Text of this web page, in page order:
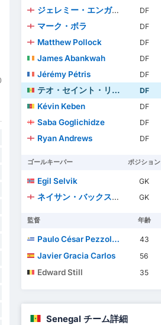
ジェレミー・エンガキア
DF
マーク・ボラ
DF
Matthew Pollock
DF
James Abankwah
DF
Jérémy Pétris
DF
テオ・セイント・リュス
DF
Kévin Keben
DF
Saba Goglichidze
DF
Ryan Andrews
DF
ゴールキーパー ポジション
Egil Selvik GK
ネイサン・バックスター
GK
監督 年齢
Paulo César Pezzolano Suárez 43
Javier Gracia Carlos 56
Edward Still 35
Senegal チーム詳細